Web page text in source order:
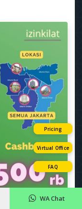
Pricing
Virtual Office
FAQ
WA Chat